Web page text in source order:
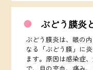
ぶどう膜炎
ぶどう膜炎は、眼の
なる「ぶどう膜」に
ます。原因は感染症